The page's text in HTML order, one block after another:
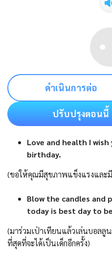
ดำเนินการต่อ
ปรับปรุงตอนนี้
Love and health I
birthday.
(ขอให้คุณมีสุขภาพแข็งแรงและ
Blow the candles and
today is best day to
(มาร่วมเป่าเทียนแล้วเล่นบอลลู
ที่สุดที่จะได้เป็นเด็กอีกครั้ง)